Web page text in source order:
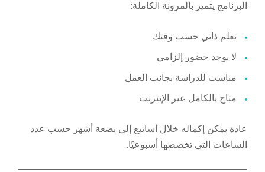
البرنامج يتميز بالمرونة الكاملة:
تعلم ذاتي حسب وقتك
لا يوجد حضور إلزامي
مناسب للدراسة بجانب العمل
متاح بالكامل عبر الإنترنت
عادة يمكن إكماله خلال أسابيع إلى بضعة أشهر حسب عدد
الساعات التي تخصصها أسبوعيًا.